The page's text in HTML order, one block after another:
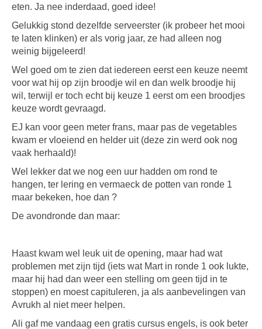
eten. Ja nee inderdaad, goed idee!
Gelukkig stond dezelfde serveerster (ik probeer het mooi
te laten klinken) er als vorig jaar, ze had alleen nog
weinig bijgeleerd!
Wel goed om te zien dat iedereen eerst een keuze neemt
voor wat hij op zijn broodje wil en dan welk broodje hij
wil, terwijl er toch echt bij keuze 1 eerst om een broodjes
keuze wordt gevraagd.
EJ kan voor geen meter frans, maar pas de vegetables
kwam er vloeiend en helder uit (deze zin werd ook nog
vaak herhaald)!
Wel lekker dat we nog een uur hadden om rond te
hangen, ter lering en vermaeck de potten van ronde 1
maar bekeken, hoe dan ?
De avondronde dan maar:
Haast kwam wel leuk uit de opening, maar had wat
problemen met zijn tijd (iets wat Mart in ronde 1 ook lukte,
maar hij had dan weer een stelling om geen tijd in te
stoppen) en moest capituleren, ja als aanbevelingen van
Avrukh al niet meer helpen.
Ali gaf me vandaag een gratis cursus engels, is ook beter